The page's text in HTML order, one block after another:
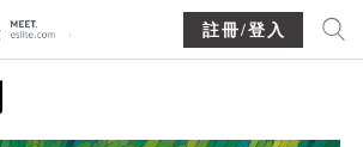
註冊/登入